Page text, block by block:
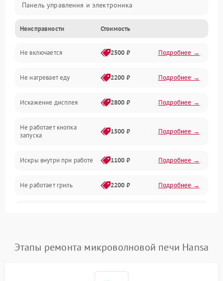
Панель управления и электроника
Дверца и корпус
Механика и внутренние элементы
Механические повреждения
Питание и запуск
Нагрев и приготовление
Программное обеспечение
Неисправности Стоимость
Не включается 2500 ₽ Подробнее →
Не нагревает еду 2200 ₽ Подробнее →
Искажение дисплея 2800 ₽ Подробнее →
Не работает кнопка
запуска
1500 ₽ Подробнее →
Искры внутри при работе 1100 ₽ Подробнее →
Не работает гриль 2200 ₽ Подробнее →
Подробнее →
Этапы ремонта микроволновой печи Hansa